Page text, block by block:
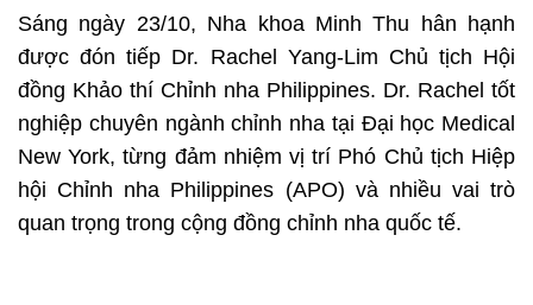
Sáng ngày 23/10, Nha khoa Minh Thu hân hạnh
được đón tiếp Dr. Rachel Yang-Lim Chủ tịch Hội
đồng Khảo thí Chỉnh nha Philippines. Dr. Rachel tốt
nghiệp chuyên ngành chỉnh nha tại Đại học Medical
New York, từng đảm nhiệm vị trí Phó Chủ tịch Hiệp
hội Chỉnh nha Philippines (APO) và nhiều vai trò
quan trọng trong cộng đồng chỉnh nha quốc tế.